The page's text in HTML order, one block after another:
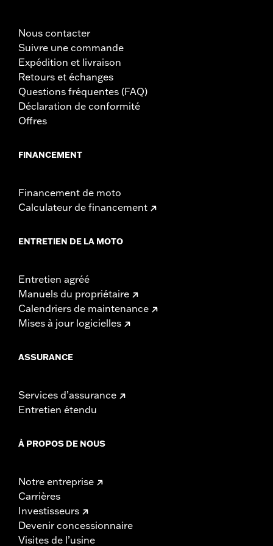
Nous contacter
Suivre une commande
Expédition et livraison
Retours et échanges
Questions fréquentes (FAQ)
Déclaration de conformité
Offres
FINANCEMENT
Financement de moto
Calculateur de financement
ENTRETIEN DE LA MOTO
Entretien agréé
Manuels du propriétaire
Calendriers de maintenance
Mises à jour logicielles
ASSURANCE
Services d’assurance
Entretien étendu
À PROPOS DE NOUS
Notre entreprise
Carrières
Investisseurs
Devenir concessionnaire
Visites de l’usine